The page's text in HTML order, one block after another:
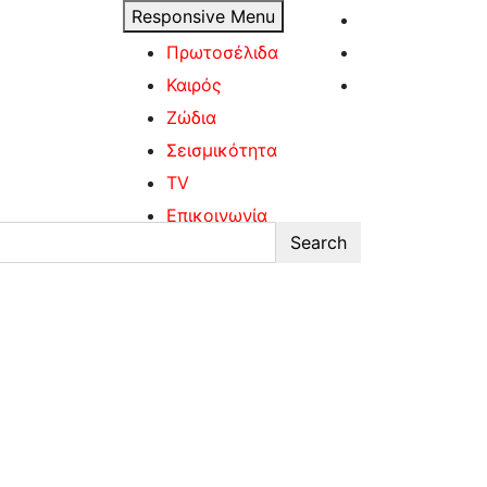
Responsive Menu
Πρωτοσέλιδα
Καιρός
Ζώδια
Σεισμικότητα
TV
Επικοινωνία
Search